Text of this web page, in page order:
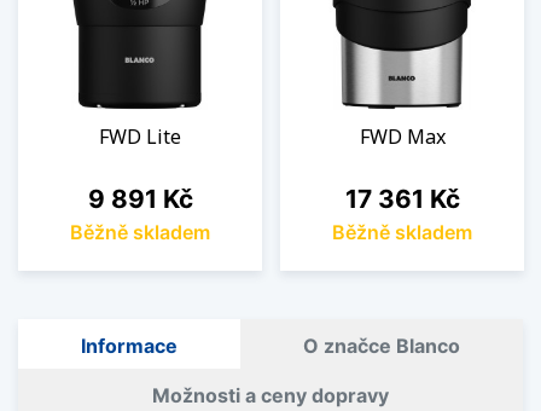
FWD Lite
Cena
9 891 Kč
Běžně skladem
FWD Max
Cena
17 361 Kč
Běžně skladem
Informace O značce Blanco
Možnosti a ceny dopravy